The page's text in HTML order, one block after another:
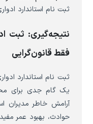
ثبت نام استاندارد
نتیجه‌گیری: ثبت
فقط قانون‌گرایی
ثبت نام استاندارد
یک گام جدی برای
آرامش خاطر مدیران
حوادث، بهبود عمر